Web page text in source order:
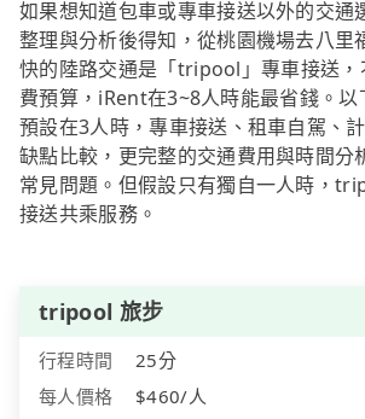
如果想知道包車或專車接送以外的交通
整理與分析後得知，從桃園機場去八里
快的陸路交通是「tripool」專車接送，
費預算，iRent在3~8人時能最省錢。
預設在3人時，專車接送、租車自駕、
缺點比較，更完整的交通費用與時間分
常見問題。但假設只有獨自一人時，
接送共乘服務。
tripool 旅步
行程時間
25分
每人價格
$460/人